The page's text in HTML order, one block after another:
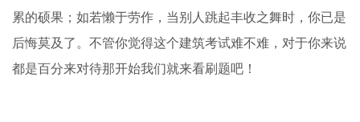
累的硕果；如若懒于劳作，当别人跳起丰收之舞时，你已是
后悔莫及了。不管你觉得这个建筑考试难不难，对于你来说
都是百分来对待那开始我们就来看刷题吧！